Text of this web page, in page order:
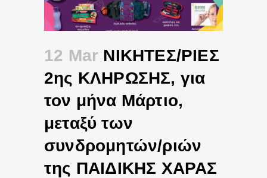
12 Mar ΝΙΚΗΤΕΣ/ΡΙΕΣ
2ης ΚΛΗΡΩΣΗΣ, για
τον μήνα Μάρτιο,
μεταξύ των
συνδρομητών/ριών
της ΠΑΙΔΙΚΗΣ ΧΑΡΑΣ